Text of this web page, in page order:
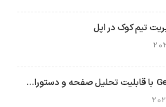
نسخه مک گوگل Gemini با قابلیت تحلیل صفحه و دستورات صوتی در به‌روزرسانی جدید